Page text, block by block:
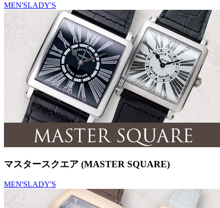
MEN'SLADY'S
マスタースクエア (MASTER SQUARE)
MEN'SLADY'S